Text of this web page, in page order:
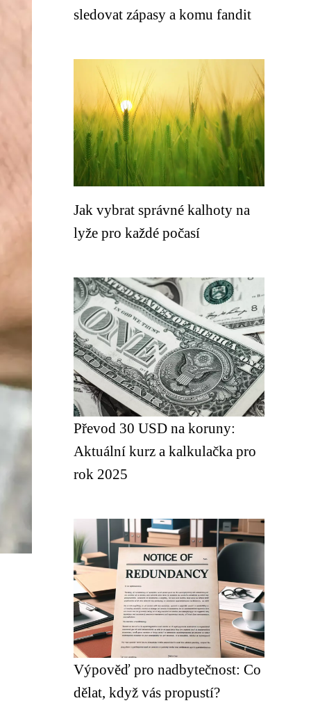
sledovat zápasy a komu fandit
Jak vybrat správné kalhoty na
lyže pro každé počasí
Převod 30 USD na koruny:
Aktuální kurz a kalkulačka pro
rok 2025
Výpověď pro nadbytečnost: Co
dělat, když vás propustí?